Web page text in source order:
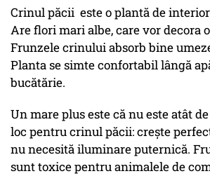
Crinul păcii este o plantă de
Are flori mari albe, care vor decora
Frunzele crinului absorb bine
Planta se simte confortabil lângă
bucătărie.
Un mare plus este că nu este atât
loc pentru crinul păcii: crește
nu necesită iluminare puternică.
sunt toxice pentru animalele de